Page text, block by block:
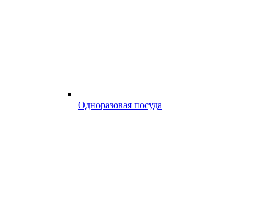
Одноразовая посуда